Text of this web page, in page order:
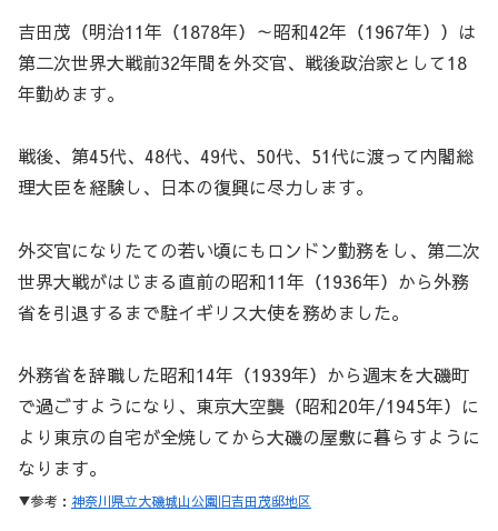
吉田茂（明治11年（1878年）～昭和42年（1967年））は
第二次世界大戦前32年間を外交官、戦後政治家として18
年勤めます。
戦後、第45代、48代、49代、50代、51代に渡って内閣総
理大臣を経験し、日本の復興に尽力します。
外交官になりたての若い頃にもロンドン勤務をし、第二次
世界大戦がはじまる直前の昭和11年（1936年）から外務
省を引退するまで駐イギリス大使を務めました。
外務省を辞職した昭和14年（1939年）から週末を大磯町
で過ごすようになり、東京大空襲（昭和20年/1945年）に
より東京の自宅が全焼してから大磯の屋敷に暮らすように
なります。
▼参考： 神奈川県立大磯城山公園旧吉田茂邸地区